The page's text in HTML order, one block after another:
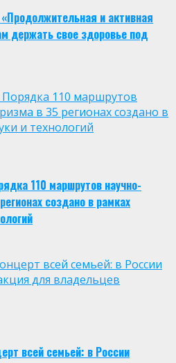
и активная
держать свое здоровье под
110 маршрутов
в 35 регионах создано в
и технологий
110 маршрутов научно-
создано в рамках
всей семьей: в России
для владельцев
всей семьей: в России